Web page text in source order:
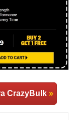
CrazyBulk »